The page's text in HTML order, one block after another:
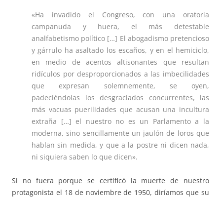
«Ha invadido el Congreso, con una oratoria
campanuda y huera, el más detestable
analfabetismo político […] El abogadismo pretencioso
y gárrulo ha asaltado los escaños, y en el hemiciclo,
en medio de acentos altisonantes que resultan
ridículos por desproporcionados a las imbecilidades
que expresan solemnemente, se oyen,
padeciéndolas los desgraciados concurrentes, las
más vacuas puerilidades que acusan una incultura
extraña […] el nuestro no es un Parlamento a la
moderna, sino sencillamente un jaulón de loros que
hablan sin medida, y que a la postre ni dicen nada,
ni siquiera saben lo que dicen».
Si no fuera porque se certificó la muerte de nuestro
protagonista el 18 de noviembre de 1950, diríamos que su